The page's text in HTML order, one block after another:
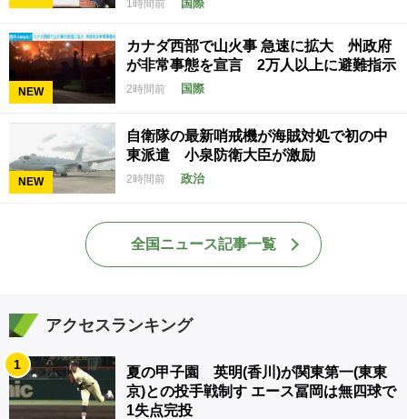
1時間前 国際
NEW
カナダ西部で山火事 急速に拡大 州政府
が非常事態を宣言 2万人以上に避難指示
2時間前 国際
NEW
自衛隊の最新哨戒機が海賊対処で初の中
東派遣 小泉防衛大臣が激励
2時間前 政治
全国ニュース記事一覧
アクセスランキング
1
夏の甲子園 英明(香川)が関東第一(東東
京)との投手戦制す エース冨岡は無四球で
1失点完投